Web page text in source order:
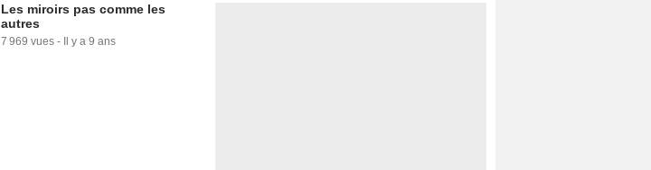
Les miroirs pas comme les
autres
7 969 vues - Il y a 9 ans